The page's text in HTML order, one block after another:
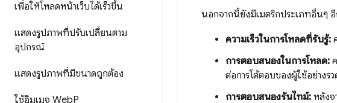
เพื่อให้โหลดหน้าเว็บได้เร็วขึ้น
แสดงรูปภาพที่ปรับเปลี่ยนตาม
อุปกรณ์
แสดงรูปภาพที่มีขนาดถูกต้อง
ใช้อิมเมจ WebP
นอกจากนี้ยังมีเมตริกประเภทอื่นๆ
ความเร็วในการโหลดที่รับรู้:
การตอบสนองในการโหลด:
ต่อการโต้ตอบของผู้ใช้อย่างรว
การตอบสนองรันไทม์: หลังจ